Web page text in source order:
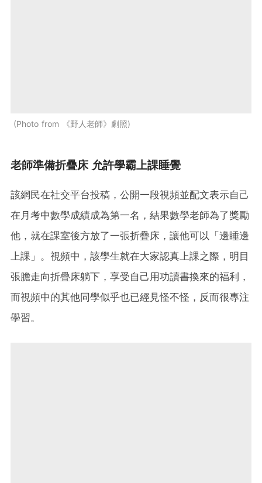
Photo from 《野人老師》劇照
老師準備折疊床 允許學霸上課睡覺
該網民在社交平台投稿，公開一段視頻並配文表示自己
在月考中數學成績成為第一名，結果數學老師為了獎勵
他，就在課室後方放了一張折疊床，讓他可以「邊睡邊
上課」。視頻中，該學生就在大家認真上課之際，明目
張膽走向折疊床躺下，享受自己用功讀書換來的福利，
而視頻中的其他同學似乎也已經見怪不怪，反而很專注
學習。